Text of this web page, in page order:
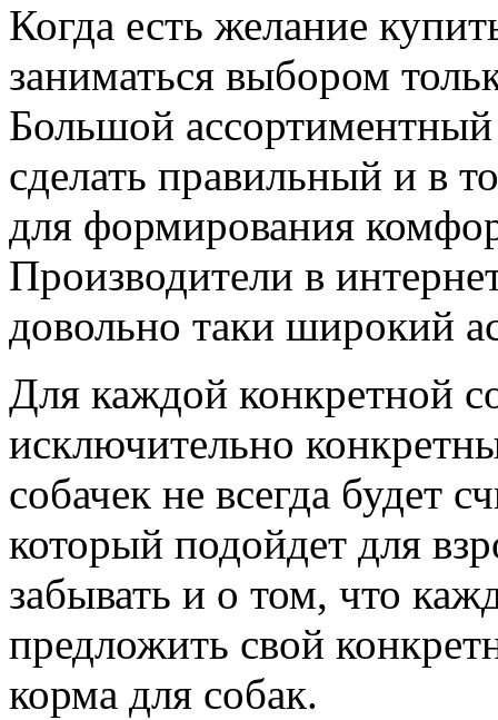
Когда есть желание
заниматься выбором
Большой ассортиментный
сделать правильный и в
для формирования
Производители в
довольно таки широкий
Для каждой конкретной
исключительно
собачек не всегда будет
который подойдет для
забывать и о том, что
предложить свой
корма для собак.